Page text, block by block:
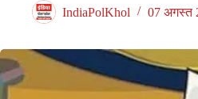
IndiaPolKhol 07 अगस्त